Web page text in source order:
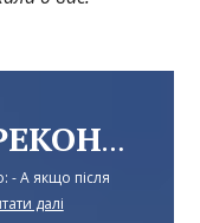
РІЗНИЦЯ В ПЕРЕКОНАННЯХ
- А якщо після
далі